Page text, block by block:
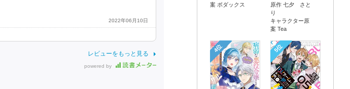
2022年06月10日
レビューをもっと見る
powered by
案 ボダックス
原作 七夕 さと
り
キャラクター原
案 Tea
4位 5位